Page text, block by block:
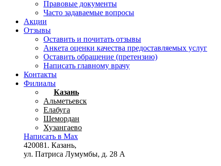
Правовые документы
Часто задаваемые вопросы
Акции
Отзывы
Оставить и почитать отзывы
Анкета оценки качества предоставляемых услуг
Оставить обращение (претензию)
Написать главному врачу
Контакты
Филиалы
Казань
Альметьевск
Елабуга
Шемордан
Хузангаево
Написать в Max
420081. Казань,
ул. Патриса Лумумбы, д. 28 А